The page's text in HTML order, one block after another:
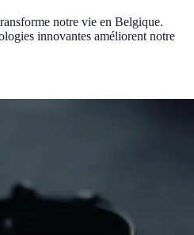
notre vie en Belgique.
innovantes améliorent notre